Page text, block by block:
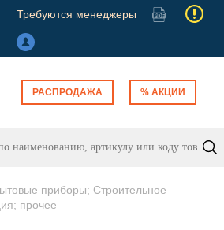
Требуются менеджеры
РАСПРОДАЖА % АКЦИИ
приборы; Строительное
прочее